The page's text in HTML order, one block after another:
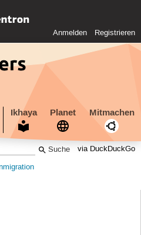
Anmelden Registrieren
Ikhaya Planet Mitmachen
via DuckDuckGo